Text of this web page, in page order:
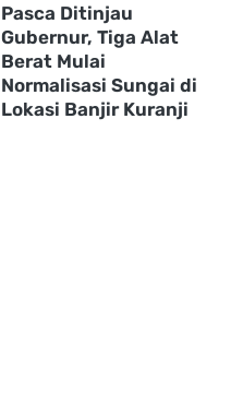
Pasca Ditinjau
Gubernur, Tiga Alat
Berat Mulai
Normalisasi Sungai di
Lokasi Banjir Kuranji